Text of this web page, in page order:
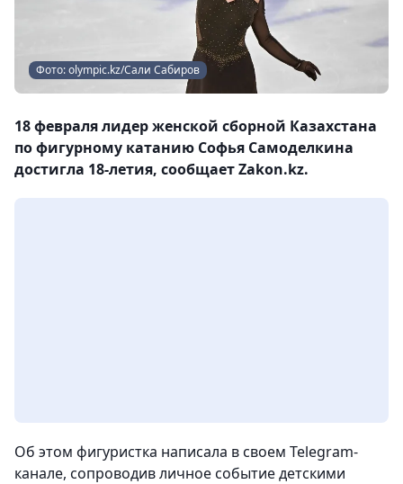
Фото: olympic.kz/Сали Сабиров
18 февраля лидер женской сборной Казахстана
по фигурному катанию Софья Самоделкина
достигла 18-летия, сообщает Zakon.kz.
Об этом фигуристка написала в своем Telegram-
канале, сопроводив личное событие детскими